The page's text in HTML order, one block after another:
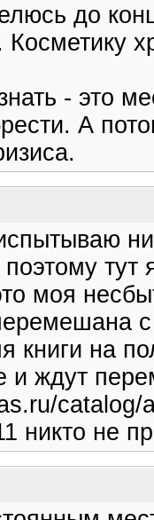
до
Косметику
- это
А
моя
книги на
и ждут
catalog/
никто не